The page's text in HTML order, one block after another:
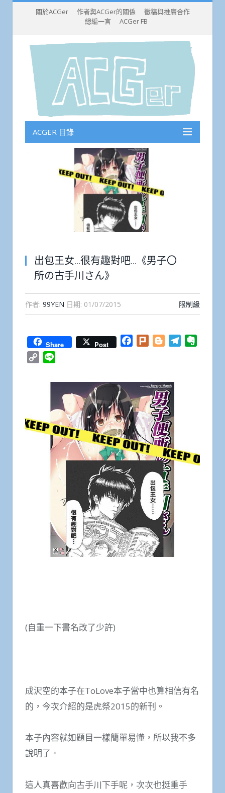
關於ACGer 作者與ACGer的關係
徵稿與推廣合作
總編一言
ACGer FB
ACGER 目錄
出包王女…很有趣對吧…《男子〇
所の古手川さん》
作者: 99YEN 日期: 01/07/2015 限制級
Share Post Facebook
Plurk BloggerTelegram
Copy
(自重一下書名改了少許)
成沢空的本子在ToLove本子當中也算相信有名
的，今次介紹的是虎祭2015的新刊。
本子內容就如題目一樣簡單易懂，所以我不多
說明了。
這人真喜歡向古手川下手呢，次次也挺重手